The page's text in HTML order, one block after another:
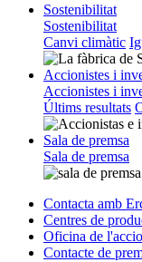
Sostenibilitat
Sostenibilitat
Canvi climàtic
Accionistes i
Accionistes i
Últims resultats
Sala de premsa
Sala de premsa
Contacta amb
Centres de
Oficina de
Contacte de